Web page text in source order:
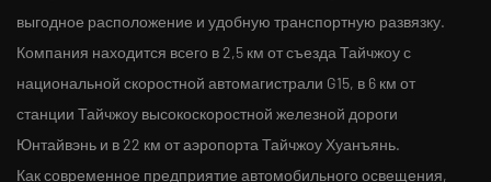
выгодное расположение и удобную транспортную развязку.
Компания находится всего в 2,5 км от съезда Тайчжоу с
национальной скоростной автомагистрали G15, в 6 км от
станции Тайчжоу высокоскоростной железной дороги
Юнтайвэнь и в 22 км от аэропорта Тайчжоу Хуанъянь.
Как современное предприятие автомобильного освещения,